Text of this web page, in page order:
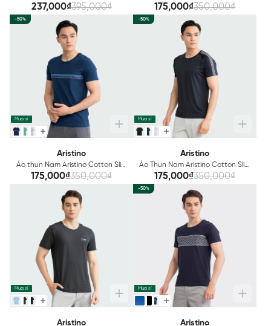
Organic ATS022S3
237,000₫395,000₫
Regular Fit ATS008S3
175,000₫350,000₫
-50%
Mua sỉ
Aristino
Áo thun Nam Aristino Cotton Slim
fit ATS014S3
175,000₫350,000₫
-50%
Mua sỉ
Aristino
Áo Thun Nam Aristino Cotton Slim
fit ATS023S3
175,000₫350,000₫
Mua sỉ
Aristino
-50%
Mua sỉ
Aristino